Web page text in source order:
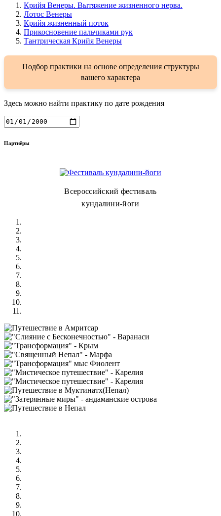
Крийя Венеры. Вытяжение жизненного нерва.
Лотос Венеры
Крийя жизненный поток
Прикосновение пальчиками рук
Тантрическая Крийя Венеры
Подбор практики на основе определения структуры
вашего характера
Здесь можно найти практику по дате рождения
Партнёры
Всероссийский фестиваль
кундалини-йоги